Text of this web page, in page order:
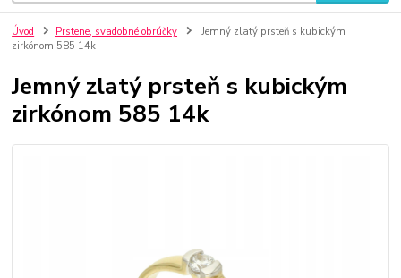
Úvod Prstene, svadobné obrúčky
Jemný zlatý prsteň s kubickým
zirkónom 585 14k
Jemný zlatý prsteň s kubickým
zirkónom 585 14k